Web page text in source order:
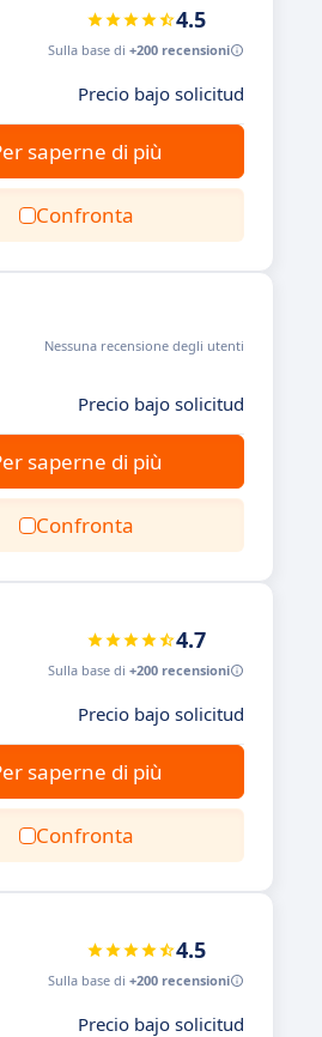
4.5
Sulla base di +200 recensioni
Precio bajo solicitud
saperne di più
Confronta
Nessuna recensione degli utenti
Precio bajo solicitud
saperne di più
Confronta
4.7
Sulla base di +200 recensioni
Precio bajo solicitud
saperne di più
Confronta
4.5
Sulla base di +200 recensioni
Precio bajo solicitud